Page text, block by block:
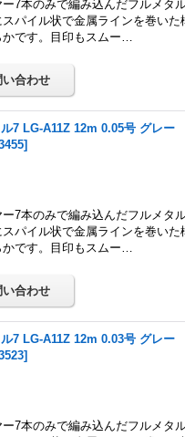
7本のみで編み込んだフルメタ
パイル状で金属ラインを巻いた
かです。目印もスムー…
7 LG-A11Z 12m 0.05号 グレー
]
7本のみで編み込んだフルメタ
パイル状で金属ラインを巻いた
かです。目印もスムー…
7 LG-A11Z 12m 0.03号 グレー
]
7本のみで編み込んだフルメタ